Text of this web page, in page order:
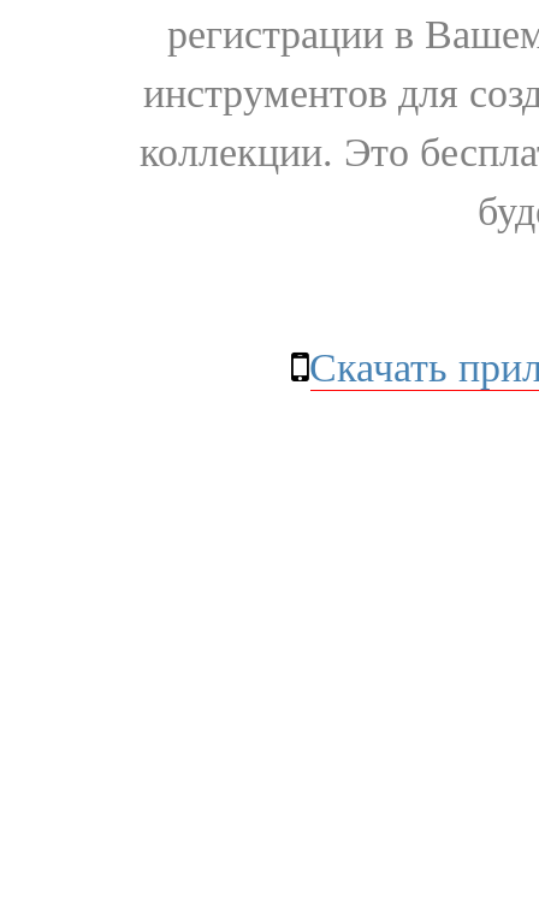
регистрации в
инструментов для
коллекции. Это
Скачать